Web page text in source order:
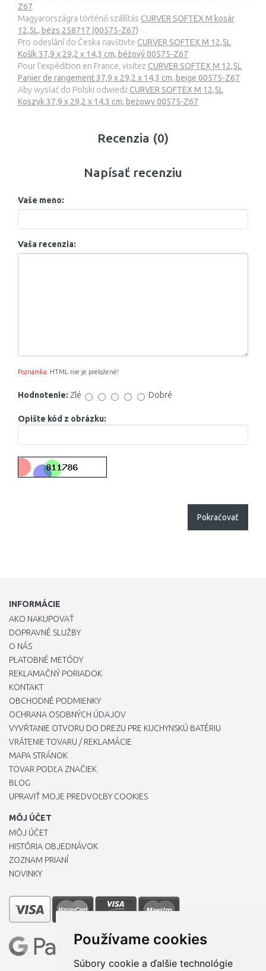
Používame cookies
Súbory cookie a ďalšie technológie
Z67
Magyarországra történő szállítás CURVER SOFTEX M kosár
12,5L, bézs 258717 (00575-Z67)
Pro odeslání do Česka navštivte CURVER SOFTEX M 12,5L
Košík 37,9 x 29,2 x 14,3 cm, béžový 00575-Z67
Pour l’expédition en France, visitez CURVER SOFTEX M 12,5L
Panier de rangement 37,9 x 29,2 x 14,3 cm, beige 00575-Z67
Aby wysłać do Polski odwiedźCURVER SOFTEX M 12,5L
Koszyk 37,9 x 29,2 x 14,3 cm, beżowy 00575-Z67
Recenzia (0)
Napísať recenziu
Vaše meno:
Vaša recenzia:
Poznámka: HTML nie je preložené!
Hodnotenie: Zlé Dobré
Opište kód z obrázku:
Pokračovať
INFORMÁCIE
AKO NAKUPOVAŤ
DOPRAVNÉ SLUŽBY
O NÁS
PLATOBNÉ METÓDY
REKLAMAČNÝ PORIADOK
KONTAKT
OBCHODNÉ PODMIENKY
OCHRANA OSOBNÝCH ÚDAJOV
VYVŔTANIE OTVORU DO DREZU PRE KUCHYNSKÚ BATÉRIU
VRÁTENIE TOVARU / REKLAMÁCIE
MAPA STRÁNOK
TOVAR PODĽA ZNAČIEK
BLOG
UPRAVIŤ MOJE PREDVOĽBY COOKIES
MÔJ ÚČET
MÔJ ÚČET
HISTÓRIA OBJEDNÁVOK
ZOZNAM PRIANÍ
NOVINKY